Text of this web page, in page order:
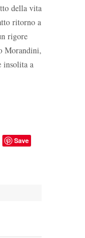
della vita
ritorno a
rigore
Morandini,
insolita a
Save